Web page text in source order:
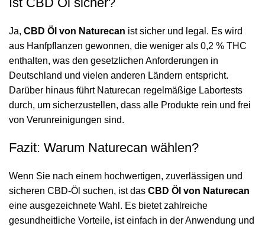
Ja, CBD Öl von Naturecan ist sicher und legal. Es wird
aus Hanfpflanzen gewonnen, die weniger als 0,2 % THC
enthalten, was den gesetzlichen Anforderungen in
Deutschland und vielen anderen Ländern entspricht.
Darüber hinaus führt Naturecan regelmäßige Labortests
durch, um sicherzustellen, dass alle Produkte rein und frei
von Verunreinigungen sind.
Fazit: Warum Naturecan wählen?
Wenn Sie nach einem hochwertigen, zuverlässigen und
sicheren CBD-Öl suchen, ist das CBD Öl von Naturecan
eine ausgezeichnete Wahl. Es bietet zahlreiche
gesundheitliche Vorteile, ist einfach in der Anwendung und